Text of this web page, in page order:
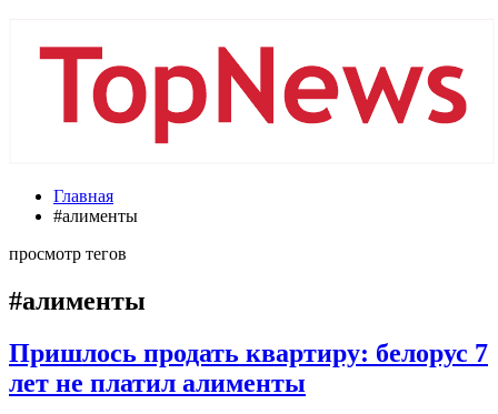
Главная
#алименты
просмотр тегов
#алименты
Пришлось продать квартиру: белорус 7
лет не платил алименты